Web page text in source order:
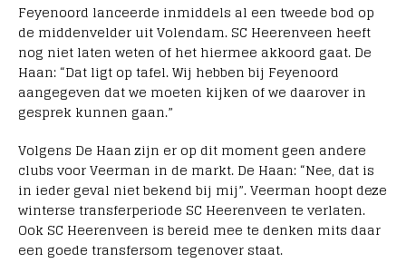
Feyenoord lanceerde inmiddels al een tweede bod op
de middenvelder uit Volendam. SC Heerenveen heeft
nog niet laten weten of het hiermee akkoord gaat. De
Haan: “Dat ligt op tafel. Wij hebben bij Feyenoord
aangegeven dat we moeten kijken of we daarover in
gesprek kunnen gaan.”
Volgens De Haan zijn er op dit moment geen andere
clubs voor Veerman in de markt. De Haan: “Nee, dat is
in ieder geval niet bekend bij mij”. Veerman hoopt deze
winterse transferperiode SC Heerenveen te verlaten.
Ook SC Heerenveen is bereid mee te denken mits daar
een goede transfersom tegenover staat.